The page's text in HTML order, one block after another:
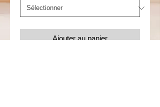
Ajouter au panier